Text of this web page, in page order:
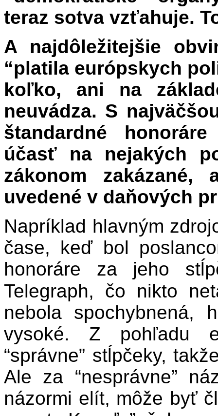
teraz sotva vzťahuje.
A najdôležitejšie
“platila európskych
koľko, ani na
neuvádza. S
štandardné
účasť na nejakých
zákonom
uvedené v daňových
Napríklad hlavným
čase, keď bol
honoráre za jeho
Telegraph, čo nikto
nebola spochybnená,
vysoké. Z pohľadu
“správne” stĺpčeky,
Ale za “nesprávne”
názormi elít, môže byť